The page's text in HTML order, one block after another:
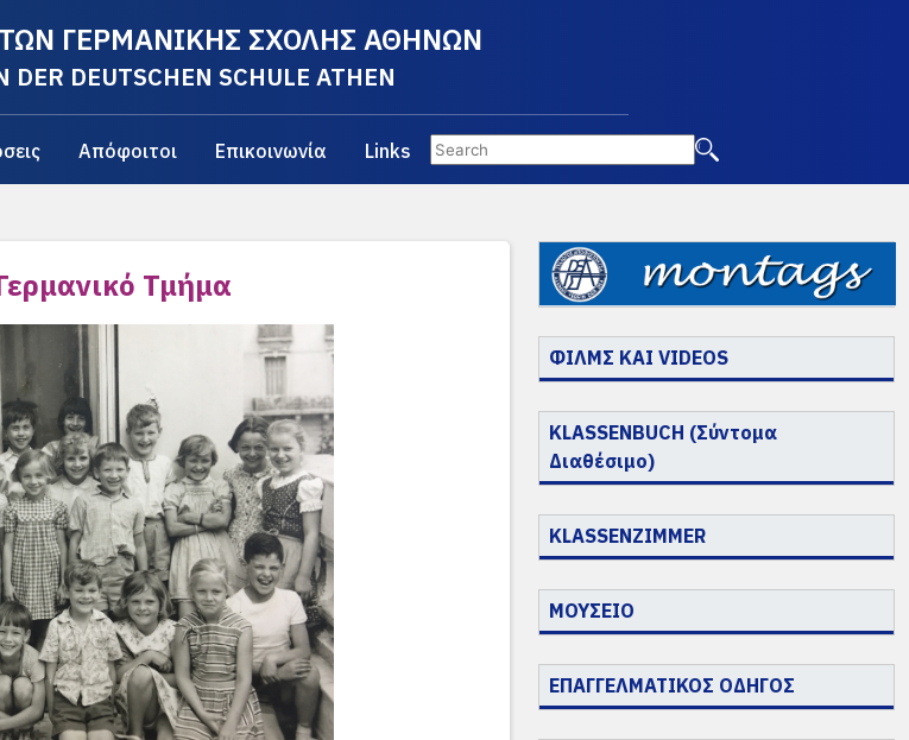
ΓΕΡΜΑΝΙΚΗΣ ΣΧΟΛΗΣ ΑΘΗΝΩΝ
DER DEUTSCHEN SCHULE ATHEN
Απόφοιτοι Επικοινωνία Links
Τμήμα
ΦΙΛΜΣ ΚΑΙ VIDEOS
KLASSENBUCH (Σύντομα
Διαθέσιμο)
KLASSENZIMMER
ΜΟΥΣΕΙΟ
ΕΠΑΓΓΕΛΜΑΤΙΚΟΣ ΟΔΗΓΟΣ